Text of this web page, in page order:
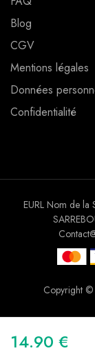
Blog
CGV
Mentions légales
Données
Confidentialité
Copyright ©
EURL Nom de la
14.90 €